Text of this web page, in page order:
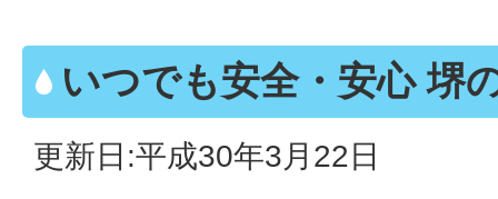
いつでも安全・安心 堺
更新日:平成30年3月22日